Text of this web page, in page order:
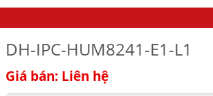
DH-IPC-HUM8241-E1-L1
Giá bán: Liên hệ